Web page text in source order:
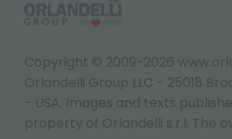
Copyright © 2009-2026
Orlandelli Group LLC - 25018
- USA. Images and texts
property of Orlandelli s.r.l. The